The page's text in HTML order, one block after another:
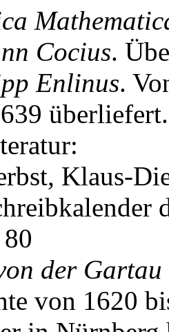
Cocius.
Enlinus.
überliefert.
Klaus-
der Gartau
von 1620